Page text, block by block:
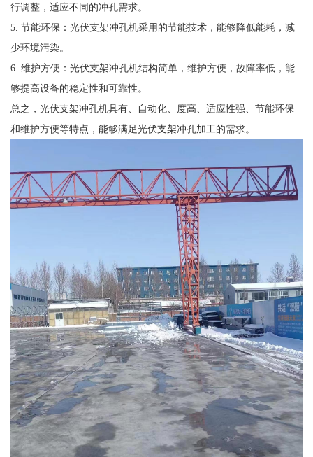
行调整，适应不同的冲孔需求。
5. 节能环保：光伏支架冲孔机采用的节能技术，能够降低能耗，减
少环境污染。
6. 维护方便：光伏支架冲孔机结构简单，维护方便，故障率低，能
够提高设备的稳定性和可靠性。
总之，光伏支架冲孔机具有、自动化、度高、适应性强、节能环保
和维护方便等特点，能够满足光伏支架冲孔加工的需求。